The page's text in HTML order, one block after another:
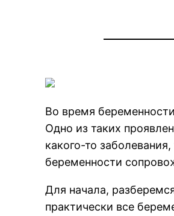
Во время
Одно из таких
какого-то
беременности
Для начала,
практически все